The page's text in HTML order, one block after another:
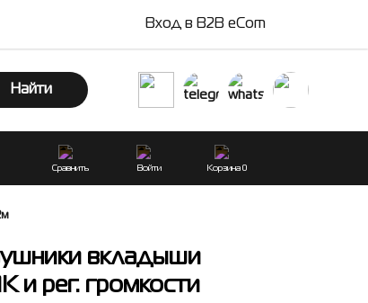
Вход в B2B eCom
Найти
Сравнить Войти Корзина 0
вкладыши
и рег. громкости